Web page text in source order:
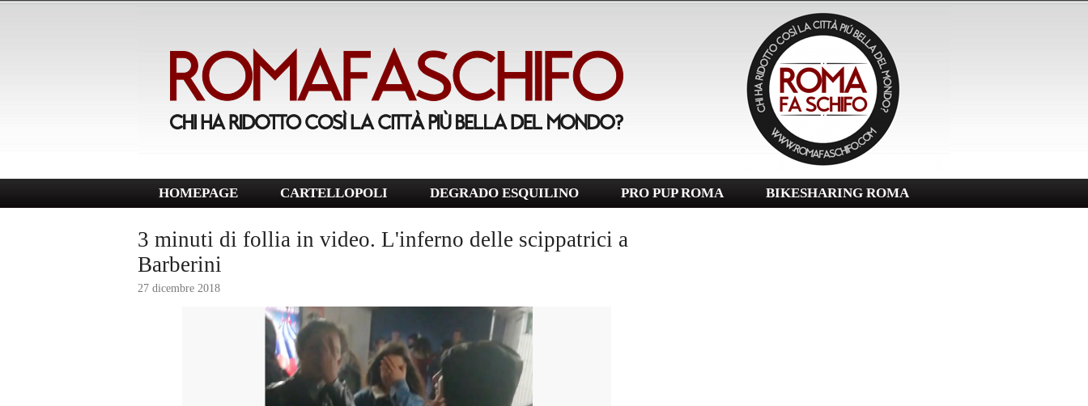
HOMEPAGE CARTELLOPOLI DEGRADO ESQUILINO PRO PUP ROMA BIKESHARING ROMA
3 minuti di follia in video. L'inferno delle scippatrici a
Barberini
27 dicembre 2018